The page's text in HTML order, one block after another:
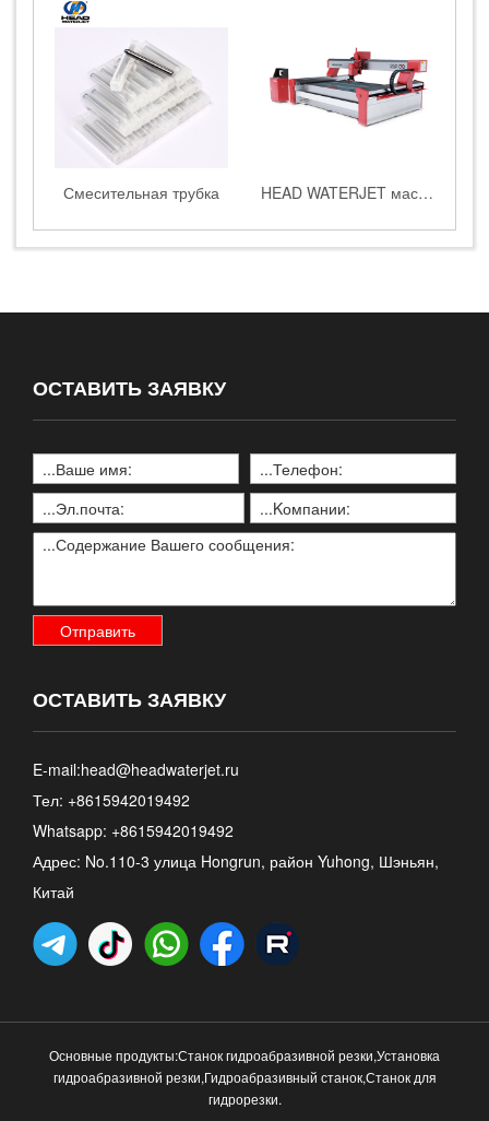
Смесительная трубка HEAD WATERJET масляно-погружная смазка водяной струйный резак
ОСТАВИТЬ ЗАЯВКУ
ОСТАВИТЬ ЗАЯВКУ
E-mail:head@headwaterjet.ru
Тел: +8615942019492
Whatsapp: +8615942019492
Адрес: No.110-3 улица Hongrun, район Yuhong, Шэньян,
Китай
Основные продукты:Станок гидроабразивной резки,Установка
гидроабразивной резки,Гидроабразивный станок,Станок для
гидрорезки.